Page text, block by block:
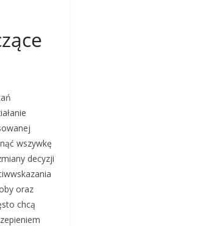
wszywkę
decyzji
oraz
chcą